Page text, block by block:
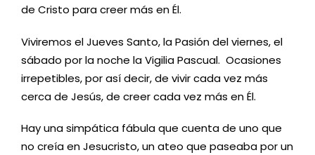
de Cristo para creer más en Él.
Viviremos el Jueves Santo, la Pasión del viernes, el
sábado por la noche la Vigilia Pascual. Ocasiones
irrepetibles, por así decir, de vivir cada vez más
cerca de Jesús, de creer cada vez más en Él.
Hay una simpática fábula que cuenta de uno que
no creía en Jesucristo, un ateo que paseaba por un